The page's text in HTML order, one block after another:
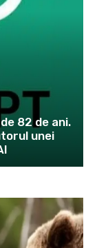
82 de ani.
unei